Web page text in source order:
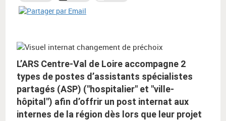
L’ARS Centre-Val de Loire accompagne 2
types de postes d’assistants spécialistes
partagés (ASP) ("hospitalier" et "ville-
hôpital") afin d’offrir un post internat aux
internes de la région dès lors que leur projet